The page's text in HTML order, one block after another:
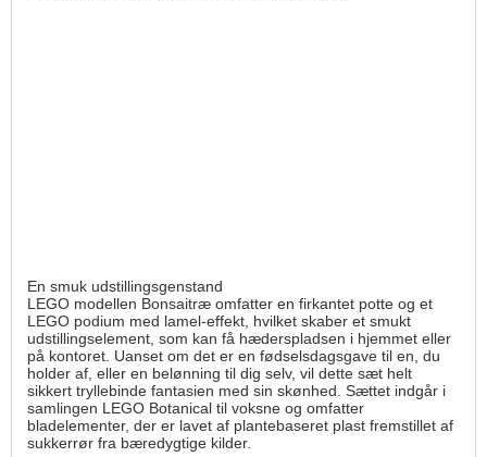
En smuk udstillingsgenstand
LEGO modellen Bonsaitræ omfatter en firkantet potte og et
LEGO podium med lamel-effekt, hvilket skaber et smukt
udstillingselement, som kan få hæderspladsen i hjemmet eller
på kontoret. Uanset om det er en fødselsdagsgave til en, du
holder af, eller en belønning til dig selv, vil dette sæt helt
sikkert tryllebinde fantasien med sin skønhed. Sættet indgår i
samlingen LEGO Botanical til voksne og omfatter
bladelementer, der er lavet af plantebaseret plast fremstillet af
sukkerrør fra bæredygtige kilder.